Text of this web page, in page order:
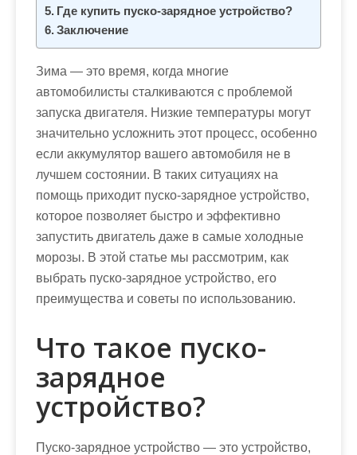
Где купить пуско-зарядное устройство?
Заключение
Зима — это время, когда многие
автомобилисты сталкиваются с проблемой
запуска двигателя. Низкие температуры могут
значительно усложнить этот процесс, особенно
если аккумулятор вашего автомобиля не в
лучшем состоянии. В таких ситуациях на
помощь приходит пуско-зарядное устройство,
которое позволяет быстро и эффективно
запустить двигатель даже в самые холодные
морозы. В этой статье мы рассмотрим, как
выбрать пуско-зарядное устройство, его
преимущества и советы по использованию.
Что такое пуско-
зарядное
устройство?
Пуско-зарядное устройство — это устройство,